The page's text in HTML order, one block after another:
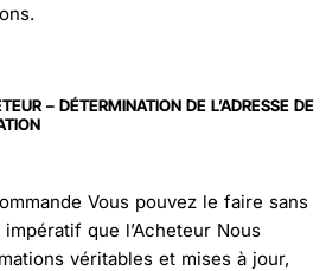
– DÉTERMINATION DE L’ADRESSE DE
Vous pouvez le faire sans
que l’Acheteur Nous
véritables et mises à jour,